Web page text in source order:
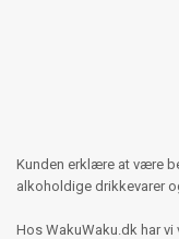
Kunden erklære at være
alkoholdige drikkevarer
Hos WakuWaku.dk har